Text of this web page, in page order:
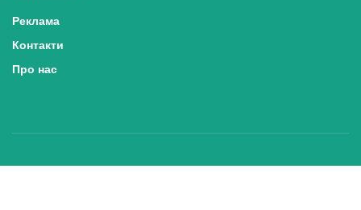
Реклама
Контакти
Про нас
Політика конфіденційності та захисту персональних даних